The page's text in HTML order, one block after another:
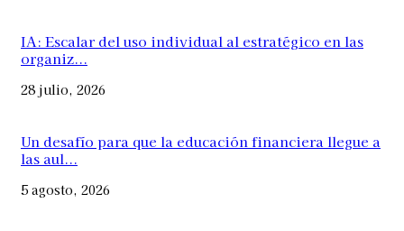
IA: Escalar del uso individual al estratégico en las
organiz...
28 julio, 2026
Un desafío para que la educación financiera llegue a
las aul...
5 agosto, 2026